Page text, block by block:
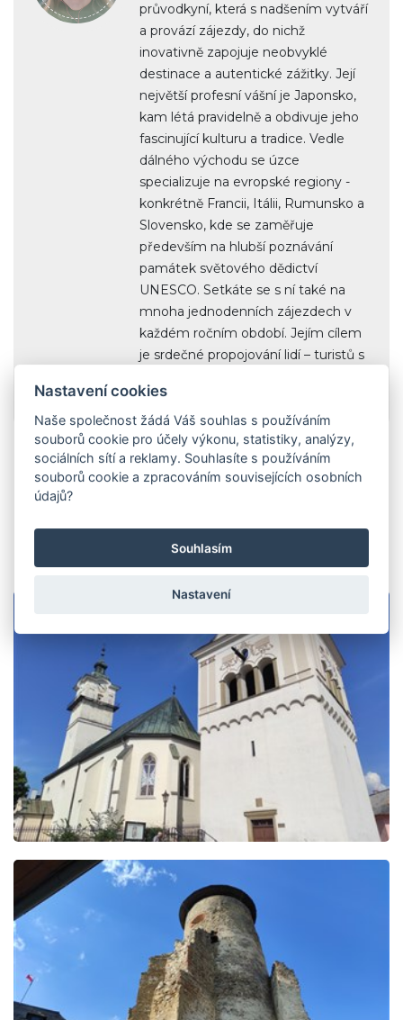
průvodkyní, která s nadšením vytváří
a provází zájezdy, do nichž
inovativně zapojuje neobvyklé
destinace a autentické zážitky. Její
největší profesní vášní je Japonsko,
kam létá pravidelně a obdivuje jeho
fascinující kulturu a tradice. Vedle
dálného východu se úzce
specializuje na evropské regiony -
konkrétně Francii, Itálii, Rumunsko a
Slovensko, kde se zaměřuje
především na hlubší poznávání
památek světového dědictví
UNESCO. Setkáte se s ní také na
mnoha jednodenních zájezdech v
každém ročním období. Jejím cílem
je srdečné propojování lidí – turistů s
cestovatelů dohromady.
Nastavení cookies
Naše společnost žádá Váš souhlas s používáním
souborů cookie pro účely výkonu, statistiky, analýzy,
sociálních sítí a reklamy. Souhlasíte s používáním
souborů cookie a zpracováním souvisejících osobních
údajů?
Souhlasím
Nastavení